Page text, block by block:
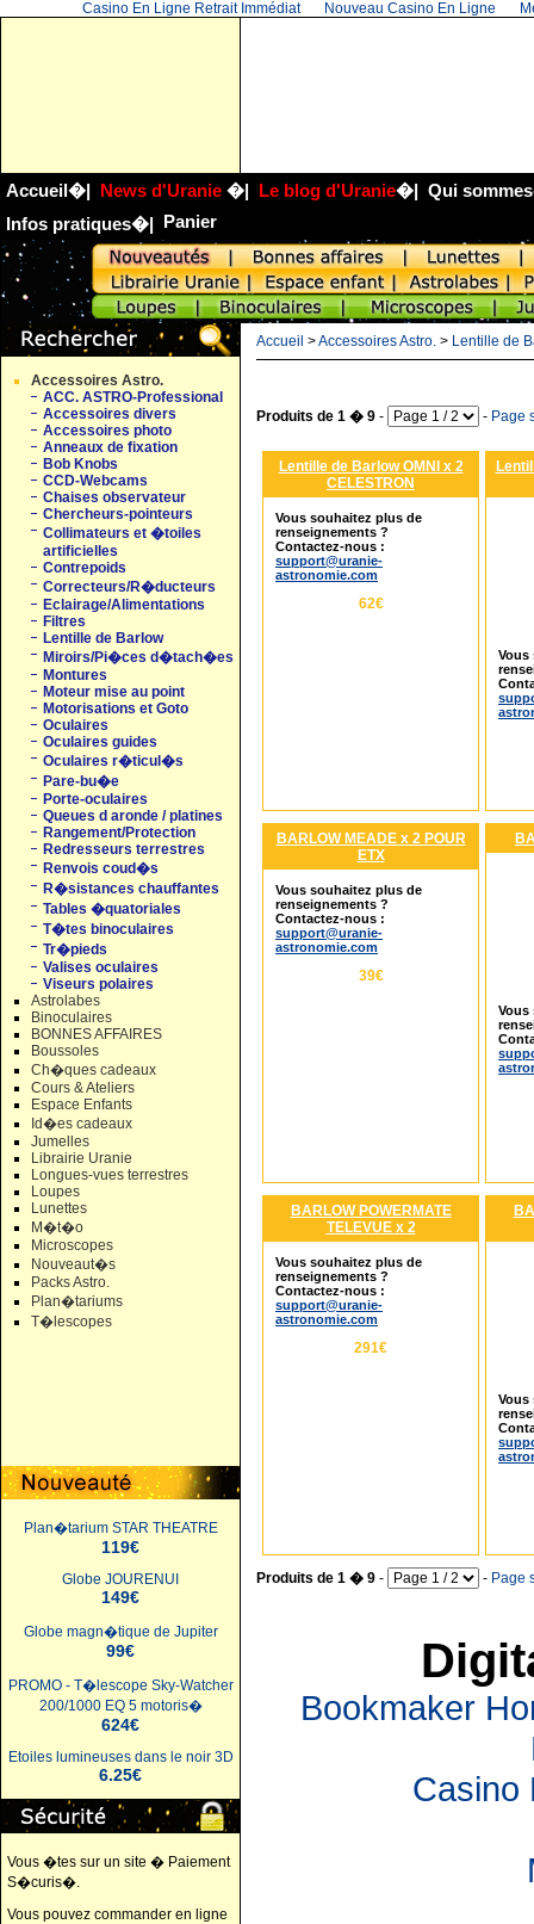
Casino En Ligne Retrait Immédiat Nouveau Casino En Ligne
Accueil�| News d'Uranie �| Le blog d'Uranie�| Qui
Infos pratiques�| Panier
Accessoires Astro.
ACC. ASTRO-Professional
Accessoires divers
Accessoires photo
Anneaux de fixation
Bob Knobs
CCD-Webcams
Chaises observateur
Chercheurs-pointeurs
Collimateurs et �toiles
artificielles
Contrepoids
Correcteurs/R�ducteurs
Eclairage/Alimentations
Filtres
Lentille de Barlow
Miroirs/Pi�ces d�tach�es
Montures
Moteur mise au point
Motorisations et Goto
Oculaires
Oculaires guides
Oculaires r�ticul�s
Pare-bu�e
Porte-oculaires
Queues d aronde / platines
Rangement/Protection
Redresseurs terrestres
Renvois coud�s
R�sistances chauffantes
Tables �quatoriales
T�tes binoculaires
Tr�pieds
Valises oculaires
Viseurs polaires
Astrolabes
Binoculaires
BONNES AFFAIRES
Boussoles
Ch�ques cadeaux
Cours & Ateliers
Espace Enfants
Id�es cadeaux
Jumelles
Librairie Uranie
Longues-vues terrestres
Loupes
Lunettes
M�t�o
Microscopes
Nouveaut�s
Packs Astro.
Plan�tariums
T�lescopes
Plan�tarium STAR THEATRE
119€
Globe JOURENUI
149€
Globe magn�tique de Jupiter
99€
PROMO - T�lescope Sky-Watcher
200/1000 EQ 5 motoris�
624€
Etoiles lumineuses dans le noir 3D
6.25€
Vous �tes sur un site � Paiement
S�curis�.
Vous pouvez commander en ligne
Accueil >Accessoires Astro. > Lentille de
Produits de 1 � 9 - - Page
Lentille de Barlow OMNI x 2
CELESTRON
Vous souhaitez plus de
renseignements ?
Contactez-nous :
support@uranie-
astronomie.com
62€
Vous
BARLOW MEADE x 2 POUR
ETX
Vous souhaitez plus de
renseignements ?
Contactez-nous :
support@uranie-
astronomie.com
39€
Vous
BARLOW POWERMATE
TELEVUE x 2
Vous souhaitez plus de
renseignements ?
Contactez-nous :
support@uranie-
astronomie.com
291€
Vous
Produits de 1 � 9 - - Page
Bookmaker
Casino